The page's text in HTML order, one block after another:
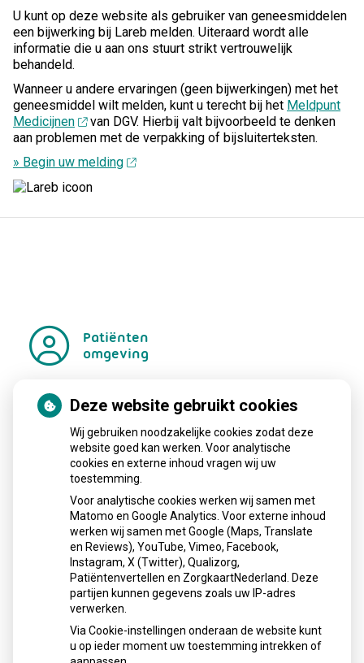
U kunt op deze website als gebruiker van geneesmiddelen
een bijwerking bij Lareb melden. Uiteraard wordt alle
informatie die u aan ons stuurt strikt vertrouwelijk
behandeld.
Wanneer u andere ervaringen (geen bijwerkingen) met het
geneesmiddel wilt melden, kunt u terecht bij het Meldpunt
Medicijnen
van DGV. Hierbij valt bijvoorbeeld te denken
aan problemen met de verpakking of bijsluiterteksten.
» Begin uw melding
Patiënten
omgeving
Regel met
gemak
Uw Zorg
online
Herhaalrecepten
Anticonceptiemiddelenaanvragen
Diabetesmiddelenaanvragen
Vragen stellen
Registerenop
Duinrand
Apotheek
Deze website gebruikt cookies
Wij gebruiken noodzakelijke cookies zodat deze
website goed kan werken. Voor analytische
cookies en externe inhoud vragen wij uw
toestemming.
Voor analytische cookies werken wij samen met
Matomo en Google Analytics. Voor externe inhoud
werken wij samen met Google (Maps, Translate
en Reviews), YouTube, Vimeo, Facebook,
Instagram, X (Twitter), Qualizorg,
Patiëntenvertellen en ZorgkaartNederland. Deze
partijen kunnen gegevens zoals uw IP-adres
verwerken.
Via Cookie-instellingen onderaan de website kunt
u op ieder moment uw toestemming intrekken of